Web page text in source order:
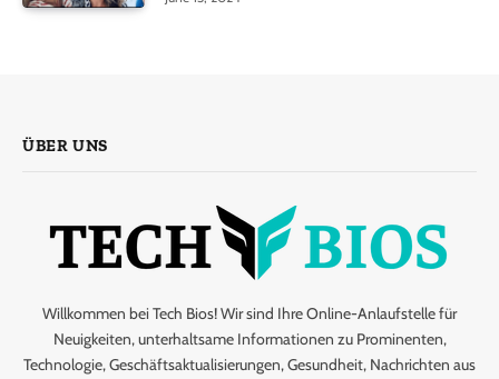
ÜBER UNS
Willkommen bei Tech Bios! Wir sind Ihre Online-Anlaufstelle für
Neuigkeiten, unterhaltsame Informationen zu Prominenten,
Technologie, Geschäftsaktualisierungen, Gesundheit, Nachrichten aus